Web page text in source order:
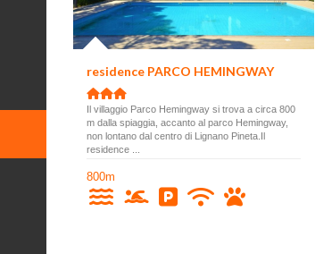
residence PARCO HEMINGWAY
Il villaggio Parco Hemingway si trova a circa 800
m dalla spiaggia, accanto al parco Hemingway,
non lontano dal centro di Lignano Pineta.Il
residence ...
800m